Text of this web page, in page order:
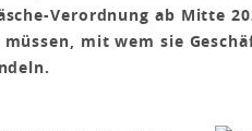
Verordnung ab Mitte
müssen, mit wem sie